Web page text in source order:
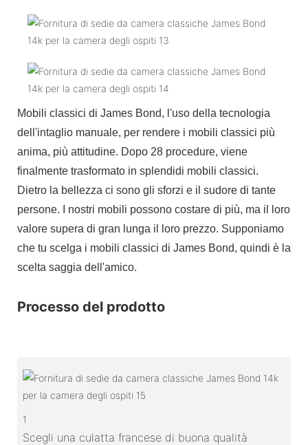
Mobili classici di James Bond, l'uso della tecnologia
dell'intaglio manuale, per rendere i mobili classici più
anima, più attitudine. Dopo 28 procedure, viene
finalmente trasformato in splendidi mobili classici.
Dietro la bellezza ci sono gli sforzi e il sudore di tante
persone. I nostri mobili possono costare di più, ma il loro
valore supera di gran lunga il loro prezzo. Supponiamo
che tu scelga i mobili classici di James Bond, quindi è la
scelta saggia dell'amico.
Processo del prodotto
1
Scegli una culatta francese di buona qualità